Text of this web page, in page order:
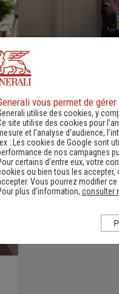
vous permet de
utilise des cookies, y
site utilise des cookies pour
et l’analyse d’audience,
:
Les cookies de Google sont
de nos campagnes
certains d’entre eux, votre
ou bien tous les accepter,
Vous pourrez modifier
plus d’information, consulter